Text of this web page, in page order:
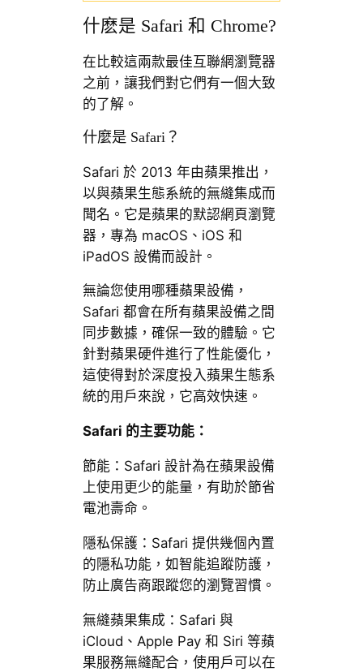
什麽是 Safari 和 Chrome?
在比較這兩款最佳互聯網瀏覽器
之前，讓我們對它們有一個大致
的了解。
什麼是 Safari？
Safari 於 2013 年由蘋果推出，
以與蘋果生態系統的無縫集成而
聞名。它是蘋果的默認網頁瀏覽
器，專為 macOS、iOS 和
iPadOS 設備而設計。
無論您使用哪種蘋果設備，
Safari 都會在所有蘋果設備之間
同步數據，確保一致的體驗。它
針對蘋果硬件進行了性能優化，
這使得對於深度投入蘋果生態系
統的用戶來說，它高效快速。
Safari 的主要功能：
節能：Safari 設計為在蘋果設備
上使用更少的能量，有助於節省
電池壽命。
隱私保護：Safari 提供幾個內置
的隱私功能，如智能追蹤防護，
防止廣告商跟蹤您的瀏覽習慣。
無縫蘋果集成：Safari 與
iCloud、Apple Pay 和 Siri 等蘋
果服務無縫配合，使用戶可以在